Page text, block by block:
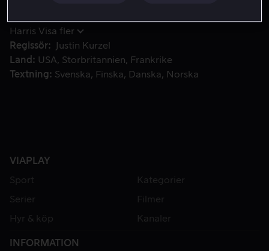
Harris Visa fler
Regissör
Justin Kurzel
Land
USA Storbritannien
Frankrike
Textning
Svenska Finska Danska Norska
VIAPLAY
Sport
Kategorier
Serier
Filmer
Hyr & köp
Kanaler
INFORMATION